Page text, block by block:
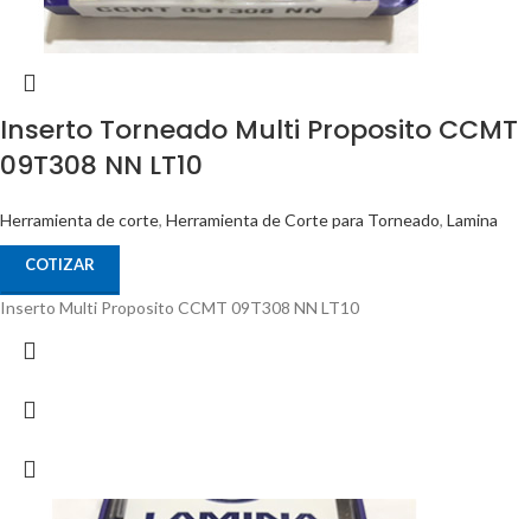
Inserto Torneado Multi Proposito CCMT
09T308 NN LT10
Herramienta de corte, Herramienta de Corte para Torneado, Lamina
COTIZAR
Inserto Multi Proposito CCMT 09T308 NN LT10